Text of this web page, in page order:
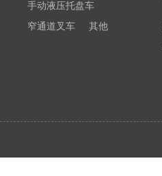
手动液压托盘车
窄通道叉车
其他